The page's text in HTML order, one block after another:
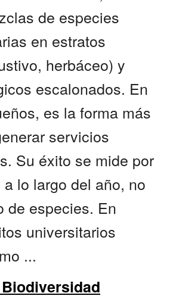
de especies
en estratos
herbáceo) y
escalonados. En
es la forma más
servicios
Su éxito se mide por
lo largo del año, no
de especies. En
universitarios
...